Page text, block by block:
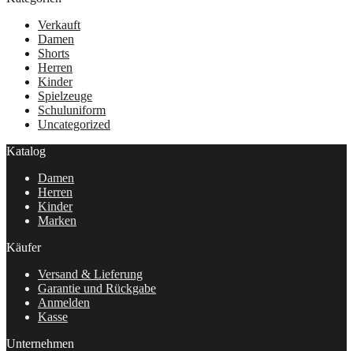
Verkauft
Damen
Shorts
Herren
Kinder
Spielzeuge
Schuluniform
Uncategorized
Katalog
Damen
Herren
Kinder
Marken
Käufer
Versand & Lieferung
Garantie und Rückgabe
Anmelden
Kasse
Unternehmen